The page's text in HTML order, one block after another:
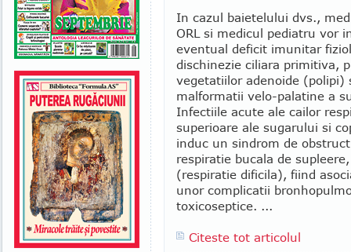
In cazul baietelului dvs.,
ORL si medicul pediatru vor
eventual deficit imunitar
dischinezie ciliara primitiva,
vegetatiilor adenoide (polipi)
malformatii velo-palatine a
Infectiile acute ale cailor
superioare ale sugarului si
induc un sindrom de
respiratie bucala de
(respiratie dificila), fiind
unor complicatii
toxicoseptice. ...
Citeste tot articolul